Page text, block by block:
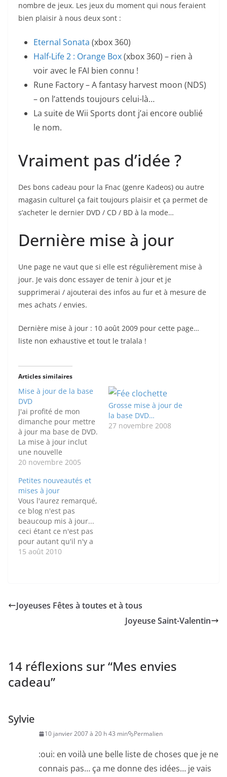
nombre de jeux. Les jeux du moment qui nous feraient
bien plaisir à nous deux sont :
Eternal Sonata (xbox 360)
Half-Life 2 : Orange Box(xbox 360) – rien à
voir avec le FAI bien connu !
Rune Factory – A fantasy harvest moon (NDS)
– on l’attends toujours celui-là…
La suite de Wii Sports dont j’ai encore oublié
le nom.
Vraiment pas d’idée ?
Des bons cadeau pour la Fnac (genre Kadeos) ou autre
magasin culturel ça fait toujours plaisir et ça permet de
s’acheter le dernier DVD / CD / BD à la mode…
Dernière mise à jour
Une page ne vaut que si elle est régulièrement mise à
jour. Je vais donc essayer de tenir à jour et je
supprimerai / ajouterai des infos au fur et à mesure de
mes achats / envies.
Dernière mise à jour : 10 août 2009 pour cette page…
liste non exhaustive et tout le tralala !
Articles similaires
Mise à jour de la base
DVD
J'ai profité de mon
dimanche pour mettre
à jour ma base de DVD.
La mise à jour inclut
une nouvelle
fonctionnalité
l'unanimité par une
personne mais qui
devrait servir à plus de
monde : la liste des
nouveautés. Cette liste
inclut les 20 derniers
DVD que j'ai référencé
dans…
20 novembre 2005
Grosse mise à jour de
la base DVD…
27 novembre 2008
Petites nouveautés et
mises à jour
Vous l'aurez remarqué,
ce blog n'est pas
beaucoup mis à jour...
ceci étant ce n'est pas
pour autant qu'il n'y a
plus du tout de vie sur
nombre de dispositifs
permettant de "micro-
15 août 2010
Joyeuses Fêtes à toutes et à tous
Joyeuse Saint-Valentin
14 réflexions sur “Mes envies
cadeau”
Sylvie
10 janvier 2007 à 20 h 43 min Permalien
:oui: en voilà une belle liste de choses que je ne
connais pas… ça me donne des idées… je vais